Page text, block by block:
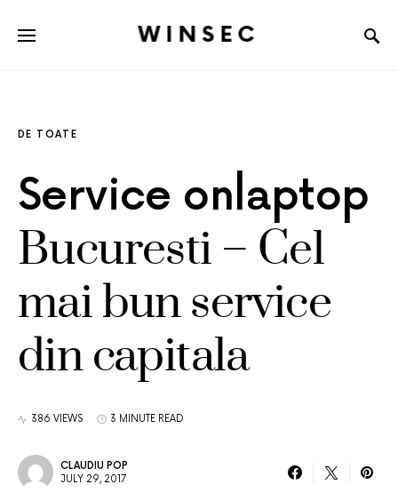
WINSEC
DE TOATE
Service onlaptop
Bucuresti – Cel
mai bun service
din capitala
386 VIEWS 3 MINUTE READ
CLAUDIU POP
JULY 29, 2017